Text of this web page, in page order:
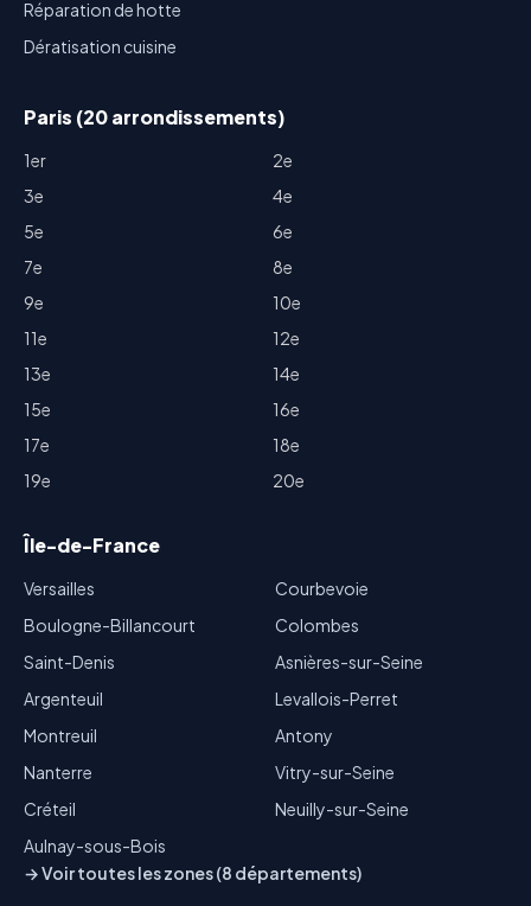
Réparation de hotte
Dératisation cuisine
Paris (20 arrondissements)
1er
2e
3e
4e
5e
6e
7e
8e
9e
10e
11e
12e
13e
14e
15e
16e
17e
18e
19e
20e
Île-de-France
Versailles
Boulogne-Billancourt
Saint-Denis
Argenteuil
Montreuil
Nanterre
Créteil
Aulnay-sous-Bois
Courbevoie
Colombes
Asnières-sur-Seine
Levallois-Perret
Antony
Vitry-sur-Seine
Neuilly-sur-Seine
→ Voir toutes les zones (8 départements)